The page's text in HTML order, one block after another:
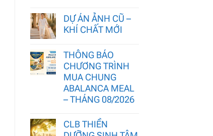
DỰ ÁN ẢNH CŨ –
KHÍ CHẤT MỚI
THÔNG BÁO
CHƯƠNG TRÌNH
MUA CHUNG
ABALANCA MEAL
– THÁNG 08/2026
CLB THIỀN